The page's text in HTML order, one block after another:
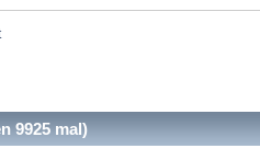
9925 mal)